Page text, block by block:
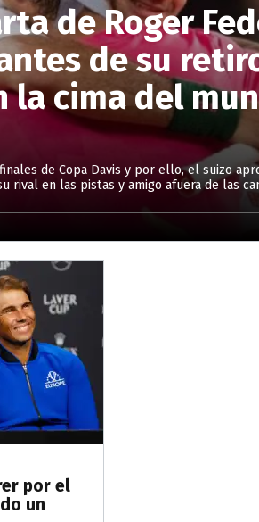
de Roger
de su
la cima del
de Copa Davis y por ello, el suizo
rival en las pistas y amigo afuera de las
por el
un